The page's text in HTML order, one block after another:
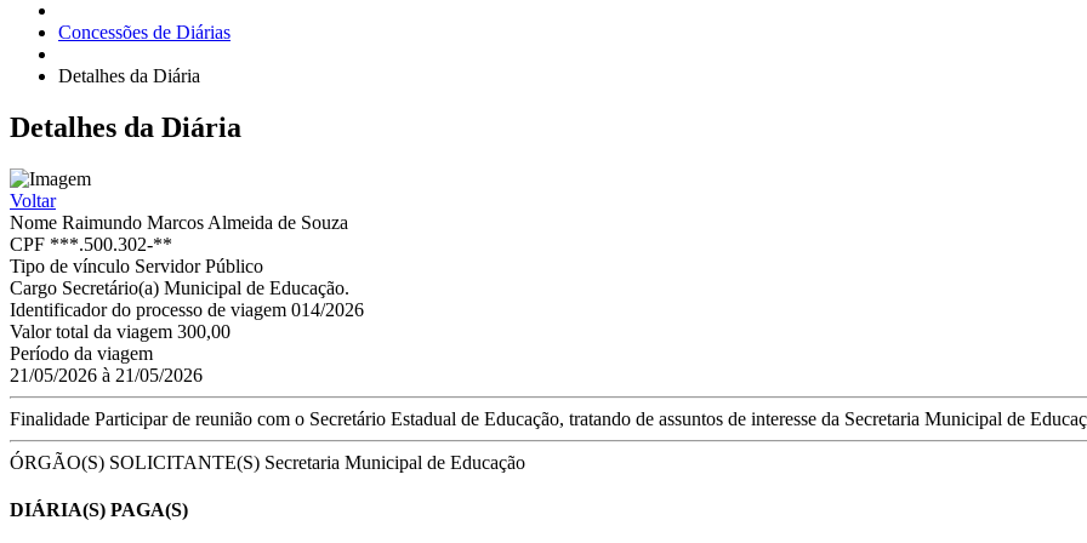
Concessões de Diárias
Detalhes da Diária
Detalhes da Diária
Voltar
Nome Raimundo Marcos Almeida de Souza
CPF ***.500.302-**
Tipo de vínculo Servidor Público
Cargo Secretário(a) Municipal de Educação.
Identificador do processo de viagem 014/2026
Valor total da viagem 300,00
Período da viagem
21/05/2026 à 21/05/2026
Finalidade Participar de reunião com o Secretário Estadual de Educação, tratando de assuntos de interesse da Secretaria Municipal de
ÓRGÃO(S) SOLICITANTE(S) Secretaria Municipal de Educação
DIÁRIA(S) PAGA(S)